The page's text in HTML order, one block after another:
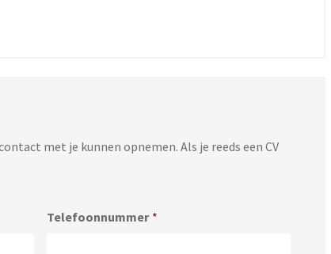
met je kunnen opnemen. Als je reeds een CV
Telefoonnummer *